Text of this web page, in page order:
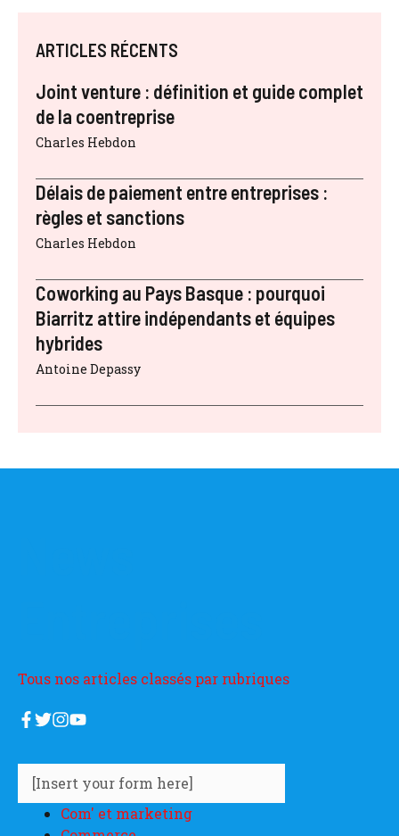
ARTICLES RÉCENTS
Joint venture : définition et guide complet
de la coentreprise
Charles Hebdon
Délais de paiement entre entreprises :
règles et sanctions
Charles Hebdon
Coworking au Pays Basque : pourquoi
Biarritz attire indépendants et équipes
hybrides
Antoine Depassy
Tous nos articles classés par rubriques
[Insert your form here]
Com' et marketing